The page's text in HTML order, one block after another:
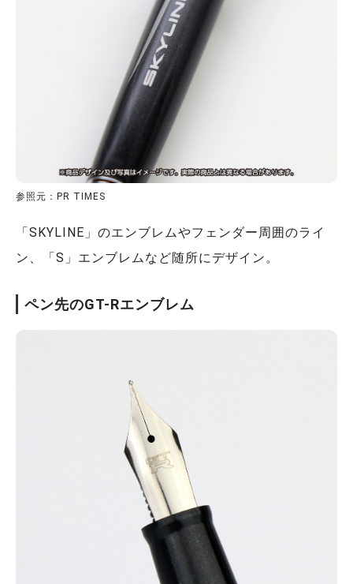
参照元：PR TIMES
「SKYLINE」のエンブレムやフェンダー周囲のライ
ン、「S」エンブレムなど随所にデザイン。
ペン先のGT-Rエンブレム